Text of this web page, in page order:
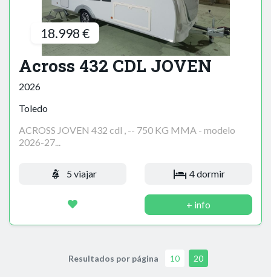
18.998 €
Across 432 CDL JOVEN
2026
Toledo
ACROSS JOVEN 432 cdl , -- 750 KG MMA - modelo
2026-27...
5 viajar 4 dormir
+ info
Resultados por página 10 20